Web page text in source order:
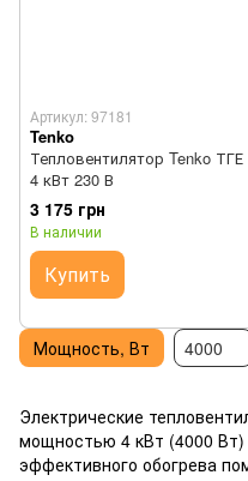
Электрические
мощностью 4 кВт (4000 Вт)
эффективного обогрева
Артикул: 97181
Tenko
Тепловентилятор Tenko ТГЕ
4 кВт 230 В
3 175 грн
В наличии
Купить
Мощность, Вт 4000